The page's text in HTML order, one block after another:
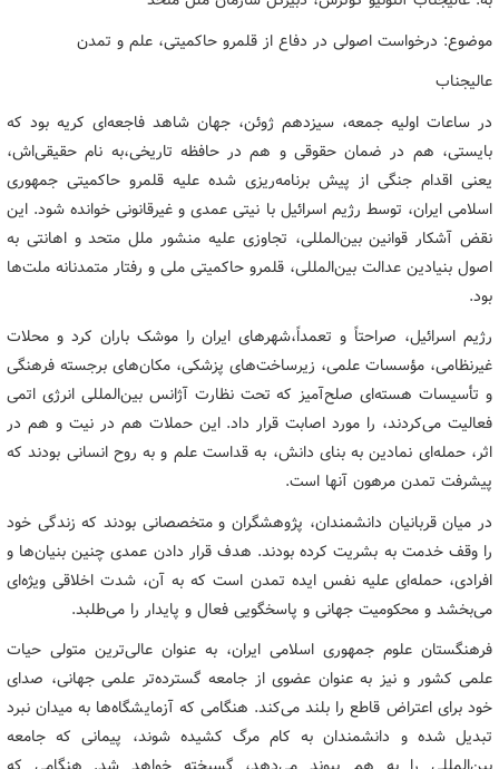
موضوع: درخواست اصولی در دفاع از قلمرو حاکمیتی، علم و تمدن
عالیجناب
در ساعات اولیه جمعه، سیزدهم ژوئن، جهان شاهد فاجعه‌ای کریه بود که
بایستی، هم در ضمان حقوقی و هم در حافظه تاریخی،به نام حقیقی‌اش،
یعنی اقدام جنگی از پیش برنامه‌ریزی شده علیه قلمرو حاکمیتی جمهوری
اسلامی ایران، توسط رژیم اسرائیل با نیتی عمدی و غیرقانونی خوانده شود. این
نقض آشکار قوانین بین‌المللی، تجاوزی علیه منشور ملل متحد و اهانتی به
اصول بنیادین عدالت بین‌المللی، قلمرو حاکمیتی ملی و رفتار متمدنانه ملت‌ها
بود.
رژیم اسرائیل، صراحتاً و تعمداً،شهرهای ایران را موشک باران کرد و محلات
غیرنظامی، مؤسسات علمی، زیرساخت‌های پزشکی، مکان‌های برجسته فرهنگی
و تأسیسات هسته‌ای صلح‌آمیز که تحت نظارت آژانس بین‌المللی انرژی اتمی
فعالیت می‌کردند، را مورد اصابت قرار داد. این حملات هم در نیت و هم در
اثر، حمله‌ای نمادین به بنای دانش، به قداست علم و به روح انسانی بودند که
پیشرفت تمدن مرهون آنها است.
در میان قربانیان دانشمندان، پژوهشگران و متخصصانی بودند که زندگی خود
را وقف خدمت به بشریت کرده بودند. هدف قرار دادن عمدی چنین بنیان‌ها و
افرادی، حمله‌ای علیه نفس ایده تمدن است که به آن، شدت اخلاقی ویژه‌ای
می‌بخشد و محکومیت جهانی و پاسخگویی فعال و پایدار را می‌طلبد.
فرهنگستان علوم جمهوری اسلامی ایران، به عنوان عالی‌ترین متولی حیات
علمی کشور و نیز به عنوان عضوی از جامعه گسترده‌تر علمی جهانی، صدای
خود برای اعتراض قاطع را بلند می‌کند. هنگامی که آزمایشگاه‌ها به میدان نبرد
تبدیل شده و دانشمندان به کام مرگ کشیده ‌شوند، پیمانی که جامعه